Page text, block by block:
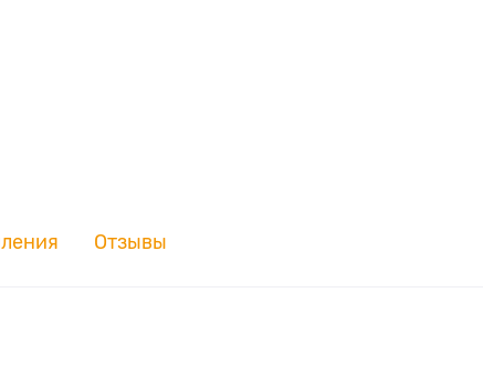
Отзывы